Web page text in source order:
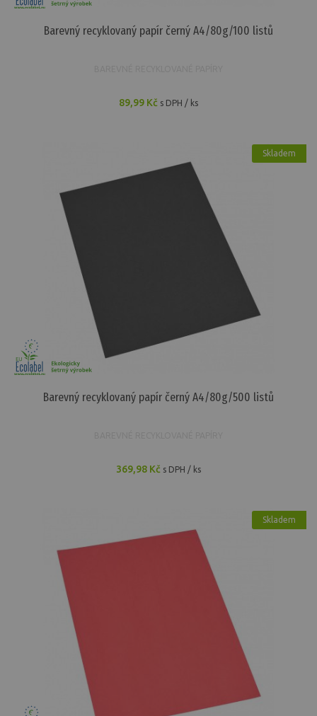
Barevný recyklovaný papír černý A4/80g/100 listů
89,99 Kč s DPH / ks
Skladem
Barevný recyklovaný papír černý A4/80g/500 listů
369,98 Kč s DPH / ks
Skladem